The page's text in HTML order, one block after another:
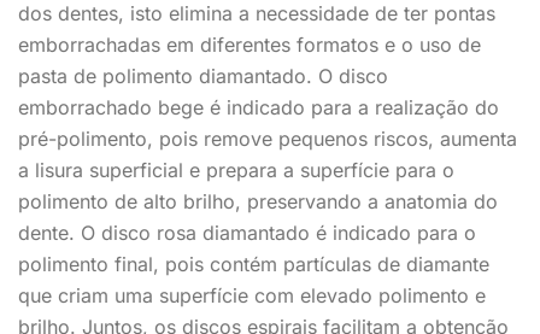
dos dentes, isto elimina a necessidade de ter pontas
emborrachadas em diferentes formatos e o uso de
pasta de polimento diamantado. O disco
emborrachado bege é indicado para a realização do
pré-polimento, pois remove pequenos riscos, aumenta
a lisura superficial e prepara a superfície para o
polimento de alto brilho, preservando a anatomia do
dente. O disco rosa diamantado é indicado para o
polimento final, pois contém partículas de diamante
que criam uma superfície com elevado polimento e
brilho. Juntos, os discos espirais facilitam a obtenção